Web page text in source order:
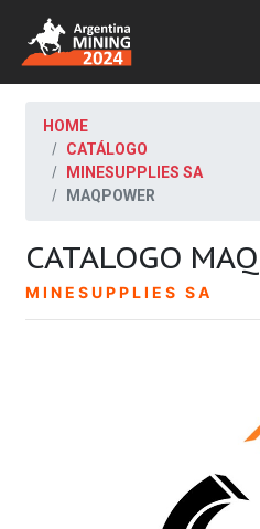
HOME
CATÁLOGO
MINESUPPLIES SA
MAQPOWER
CATALOGO
MINESUPPLIES SA